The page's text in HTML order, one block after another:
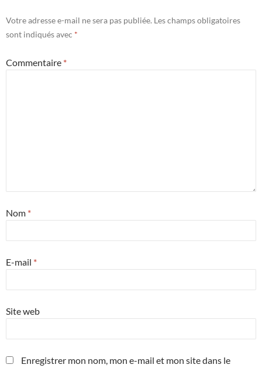
Votre adresse e-mail ne sera pas publiée. Les champs obligatoires
sont indiqués avec *
Commentaire *
Nom *
E-mail *
Site web
Enregistrer mon nom, mon e-mail et mon site dans le